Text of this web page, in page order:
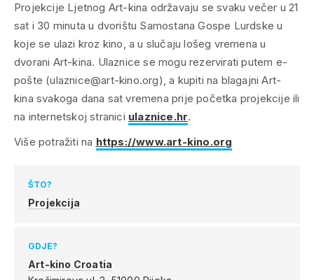
Projekcije Ljetnog Art-kina održavaju se svaku večer u 21
sat i 30 minuta u dvorištu Samostana Gospe Lurdske u
koje se ulazi kroz kino, a u slučaju lošeg vremena u
dvorani Art-kina. Ulaznice se mogu rezervirati putem e-
pošte (ulaznice@art-kino.org), a kupiti na blagajni Art-
kina svakoga dana sat vremena prije početka projekcije ili
na internetskoj stranici ulaznice.hr.
Više potražiti na https://www.art-kino.org
ŠTO?
Projekcija
GDJE?
Art-kino Croatia